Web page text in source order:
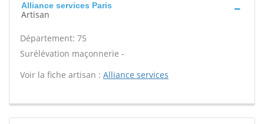
Alliance services Paris
Artisan
Département: 75
Surélévation maçonnerie -
Voir la fiche artisan : Alliance services